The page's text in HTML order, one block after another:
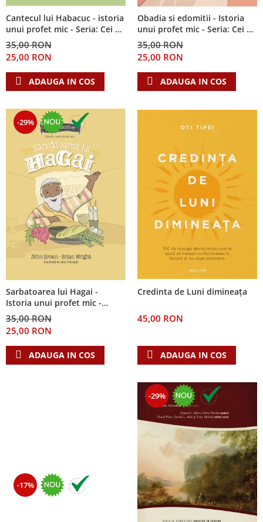
Cantecul lui Habacuc - istoria
unui profet mic - Seria: Cei 12
cutezatori
35,00 RON
25,00 RON
ADAUGA IN COS
Obadia si edomitii - Istoria
unui profet mic - Seria: Cei 12
cutezatori
35,00 RON
25,00 RON
ADAUGA IN COS
-29%
Sarbatoarea lui Hagai -
Istoria unui profet mic -
Seria: Cei 12 cutezatori
35,00 RON
25,00 RON
ADAUGA IN COS
Credinta de Luni dimineața
45,00 RON
ADAUGA IN COS
-17%
-29%